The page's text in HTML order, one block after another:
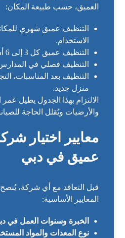
العميق، حسب طبيعة المكان:
التنظيف عميق شهري
الاستخدام.
التنظيف عميق كل 3 إلى 6 أشهر للمنازل والفلل.
التنظيف فصلي في
التنظيف بعد المناسبات،
منزل جديد.
الالتزام بهذا الجدول يطيل
والأرضيات ويُقلل الحاجة
معايير اختيار
عميق في دبي
قبل التعاقد مع أي شركة،
المعايير الأساسية:
الخبرة وسنوات العمل في
نوع المعدات والمواد